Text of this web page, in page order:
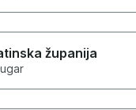
županija